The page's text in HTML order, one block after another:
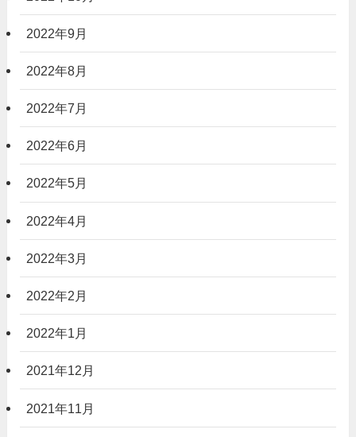
2022年9月
2022年8月
2022年7月
2022年6月
2022年5月
2022年4月
2022年3月
2022年2月
2022年1月
2021年12月
2021年11月